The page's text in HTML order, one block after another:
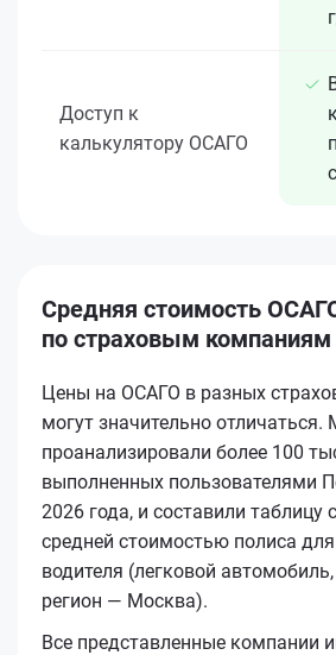
Доступ к
калькулятору ОСАГО
Средняя стоимость
по страховым компаниям
Цены на ОСАГО в разных
могут значительно отличаться.
проанализировали более 100
выполненных пользователями
2026 года, и составили
средней стоимостью полиса
водителя (легковой
регион — Москва).
Все представленные компании